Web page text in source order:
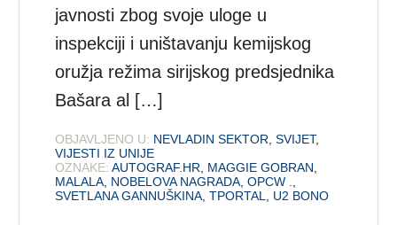
javnosti zbog svoje uloge u
inspekciji i uništavanju kemijskog
oružja režima sirijskog predsjednika
Bašara al […]
OBJAVLJENO U: NEVLADIN SEKTOR ,SVIJET,
VIJESTI IZ UNIJE
OZNAKE: AUTOGRAF.HR MAGGIE GOBRAN
MALALA NOBELOVA NAGRADA ,OPCW .
SVETLANA GANNUŠKINA ,TPORTAL U2 BONO